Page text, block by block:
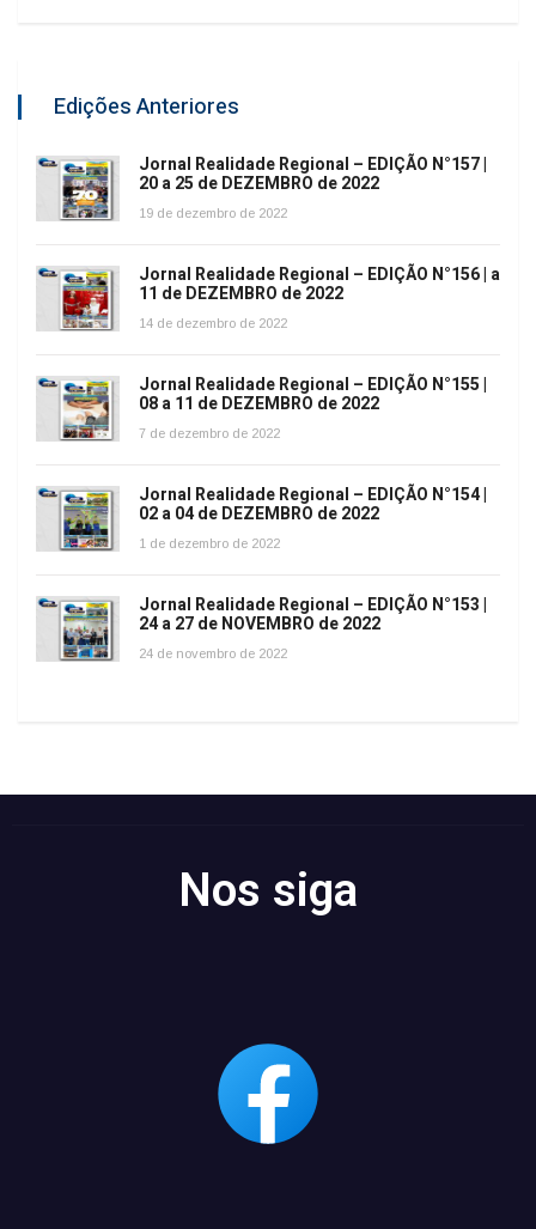
Edições Anteriores
Jornal Realidade Regional – EDIÇÃO N°157 |
20 a 25 de DEZEMBRO de 2022
19 de dezembro de 2022
Jornal Realidade Regional – EDIÇÃO N°156 | a
11 de DEZEMBRO de 2022
14 de dezembro de 2022
Jornal Realidade Regional – EDIÇÃO N°155 |
08 a 11 de DEZEMBRO de 2022
7 de dezembro de 2022
Jornal Realidade Regional – EDIÇÃO N°154 |
02 a 04 de DEZEMBRO de 2022
1 de dezembro de 2022
Jornal Realidade Regional – EDIÇÃO N°153 |
24 a 27 de NOVEMBRO de 2022
24 de novembro de 2022
Nos siga